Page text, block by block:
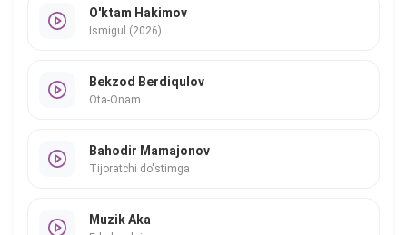
O'ktam Hakimov
Ismigul (2026)
Bekzod Berdiqulov
Ota-Onam
Bahodir Mamajonov
Tijoratchi do'stimga
Muzik Aka